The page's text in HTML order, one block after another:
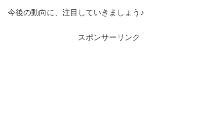
今後の動向に、注目していきましょう♪
スポンサーリンク